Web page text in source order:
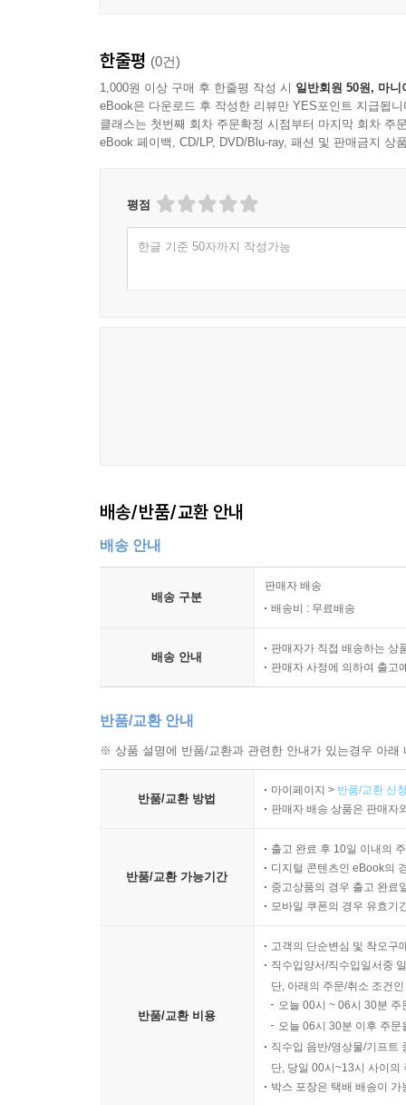
한줄평 (0건)
1,000원 이상 구매 후 한줄평 작성 시 일반회원 50원, 마니
eBook은 다운로드 후 작성한 리뷰만 YES포인트 지급됩니
클래스는 첫번째 회차 주문확정 시점부터 마지막 회차 주
eBook 페이백, CD/LP, DVD/Blu-ray, 패션 및 판매금지 상
평점
한글 기준 50자까지 작성가능
배송/반품/교환 안내
배송 안내
배송 구분
판매자 배송
배송비 : 무료배송
배송 안내
판매자가 직접 배송하는 상
판매자 사정에 의하여 출고
반품/교환 안내
※ 상품 설명에 반품/교환과 관련한 안내가 있는경우 아
반품/교환 방법
마이페이지 > 반품/교환 신
판매자 배송 상품은 판매자
반품/교환 가능기간
출고 완료 후 10일 이내의
디지털 콘텐츠인 eBook의
중고상품의 경우 출고 완료
모바일 쿠폰의 경우 유효기
반품/교환 비용
고객의 단순변심 및 착오구
직수입양서/직수입일서중
단, 아래의 주문/취소 조건
오늘 00시 ~ 06시 30분
오늘 06시 30분 이후 주
직수입 음반/영상물/기프트
단, 당일 00시~13시 사이의
박스 포장은 택배 배송이